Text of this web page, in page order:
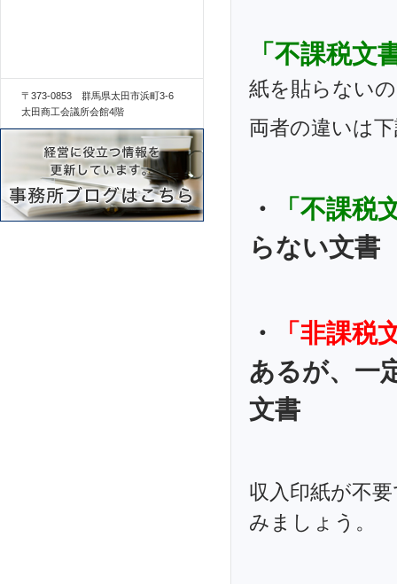
「不課税文
紙を貼らない
両者の違いは
・
「不課税
らない文書
・
「非課税
あるが、一
文書
収入印紙が不
みましょう。
〒373-0853 群馬県太田市浜町3-6
太田商工会議所会館4階